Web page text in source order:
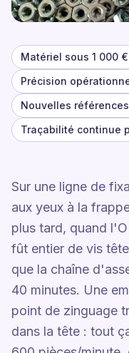
Matériel sous 1 000 €
Précision
Nouvelles
Traçabilité continue
Sur une ligne de
aux yeux à la
plus tard, quand
fût entier de vis
que la chaîne
40 minutes. Une
point de zinguage
dans la tête : tout